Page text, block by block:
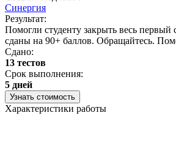
Синергия
Результат:
Помогли студенту закрыть весь первый
сданы на 90+ баллов. Обращайтесь.
Сдано:
13 тестов
Срок выполнения:
5 дней
Узнать стоимость
Характеристики работы